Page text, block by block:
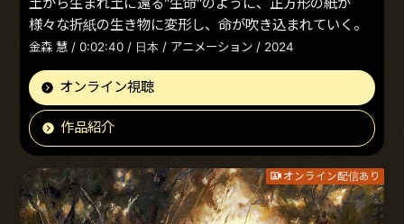
土から生まれ土に還る"生命"のように、正方形の紙が
様々な折紙の生き物に変形し、命が吹き込まれていく。
金森 慧 / 0:02:40 / 日本 / アニメーション / 2024
オンライン視聴
作品紹介
オンライン配信あり